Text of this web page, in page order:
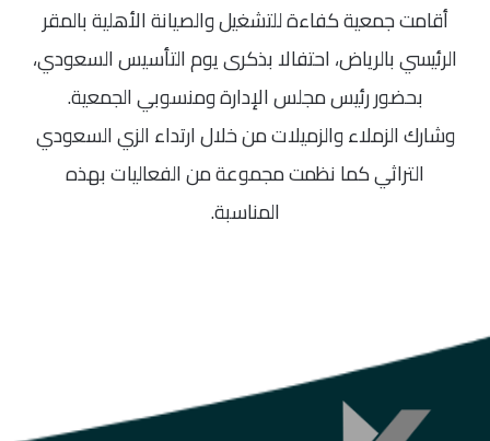
أقامت جمعية كفاءة للتشغيل والصيانة الأهلية بالمقر
الرئيسي بالرياض، احتفالا بذكرى يوم التأسيس السعودي،
بحضور رئيس مجلس الإدارة ومنسوبي الجمعية.
وشارك الزملاء والزميلات من خلال ارتداء الزي السعودي
التراثي كما نظمت مجموعة من الفعاليات بهذه
المناسبة.